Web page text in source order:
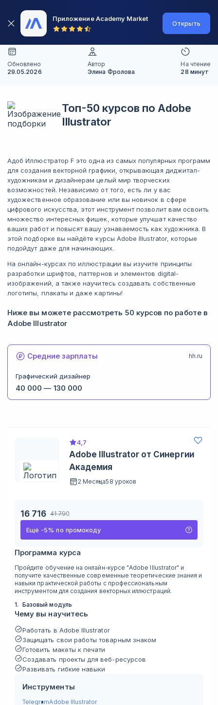
Приложение Academy Market
Открыть
Обновлено
29.05.2026
Автор
Элина Фролова
На чтение
28 минут
Топ-50 курсов по Adobe
Illustrator
Адоб Иллюстратор F это одна из самых популярных программ
для создания векторной графики, открывающая диджитал-
художникам и дизайнерам целый мир творческих
возможностей. Независимо от того, есть ли у вас
художественное образование или вы новичок в сфере
цифрового искусства, этот инструмент позволит вам освоить
множество интересных фишек, которые улучшат качество
ваших работ и повысят вашу узнаваемость как художника. В
этой подборке вы найдёте курсы Adobe Illustrator, которые
подойдут даже для начинающих.
На онлайн-курсах по иллюстрации вы изучите принципы
разработки шрифтов, паттернов и элементов digital-
изображений, а также научитесь создавать собственные
логотипы, плакаты и даже картины!
Ниже вы можете рассмотреть 50 курсов по работе в
Adobe Illustrator
Средние зарплаты hh.ru
Графический дизайнер
40 000 — 130 000
4,7
Adobe Illustrator от Синергии
Академия
2 Месяца58 уроков
16 716 41 790
Ещё -5% по промокоду
Программа курса
Пройдите обучение на онлайн-курсе "Adobe Illustrator" и
получите качественные современные теоретические знания и
навыки практической работы с профессиональным
инструментом для создания векторных иллюстраций.
1. Базовый модуль
Чему вы научитесь
Работать в Adobe Illustrator
Защищать свои работы товарным знаком
Готовить макеты к печати
Создавать проекты для веб-ресурсов
Развивать гибкие навыки
Инструменты
TelegramAdobe Illustrator